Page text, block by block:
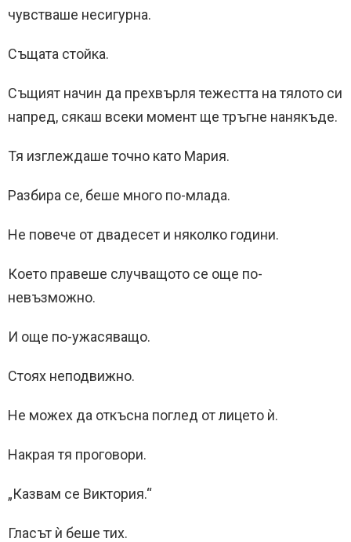
чувстваше несигурна.
Същата стойка.
Същият начин да прехвърля тежестта на тялото си
напред, сякаш всеки момент ще тръгне нанякъде.
Тя изглеждаше точно като Мария.
Разбира се, беше много по-млада.
Не повече от двадесет и няколко години.
Което правеше случващото се още по-
невъзможно.
И още по-ужасяващо.
Стоях неподвижно.
Не можех да откъсна поглед от лицето ѝ.
Накрая тя проговори.
„Казвам се Виктория.“
Гласът ѝ беше тих.